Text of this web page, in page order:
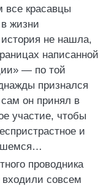
все красавцы
жизни
не нашла,
написанной
— по той
признался
он принял в
участие, чтобы
и
проводника
входили совсем